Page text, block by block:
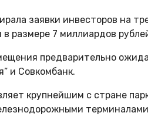
заявки инвесторов на
размере 7 миллиардов
предварительно
и Совкомбанк.
крупнейшим с стране